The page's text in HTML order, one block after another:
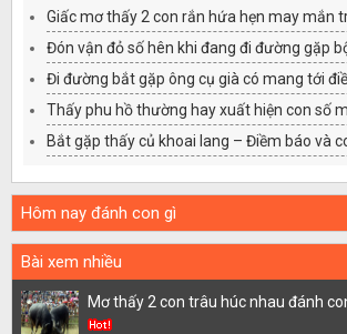
Giấc mơ thấy 2 con rắn hứa hẹn may mắn
Đón vận đỏ số hên khi đang đi đường gặp
Đi đường bắt gặp ông cụ già có mang tới
Thấy phu hồ thường hay xuất hiện con số
Bắt gặp thấy củ khoai lang – Điềm báo và
Hôm nay đánh con gì
Bài xem nhiều
Mơ thấy 2 con trâu húc nhau đánh